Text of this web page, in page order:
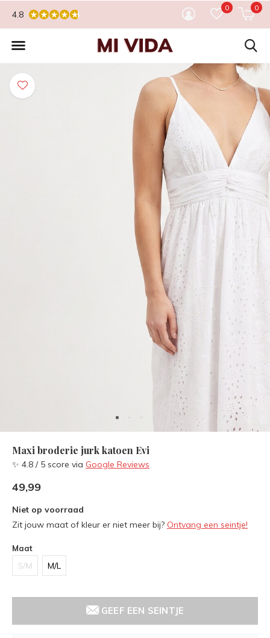
0 0
4.8
Maxi broderie jurk katoen Evi
✨ 4.8 / 5 score via Google Reviews
49,99
Niet op voorraad
Zit jouw maat of kleur er niet meer bij? Ontvang een seintje!
Maat
S/M M/L
GEEF EEN SEINTJE